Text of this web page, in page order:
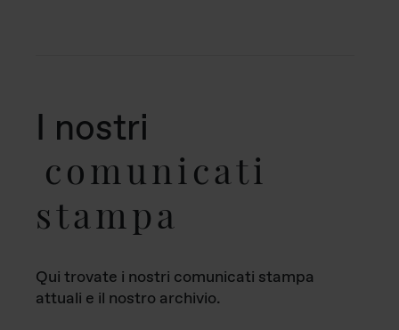
I nostri
comunicati
stampa
Qui trovate i nostri comunicati stampa
attuali e il nostro archivio.